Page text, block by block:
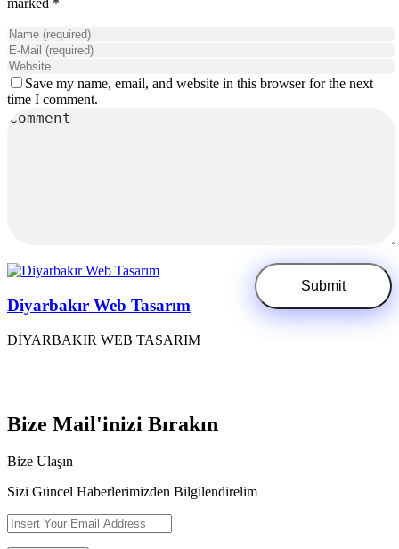
marked *
Save my name, email, and website in this browser for the next
time I comment.
Diyarbakır Web Tasarım
DİYARBAKIR WEB TASARIM
Bize Mail'inizi Bırakın
Bize Ulaşın
Sizi Güncel Haberlerimizden Bilgilendirelim